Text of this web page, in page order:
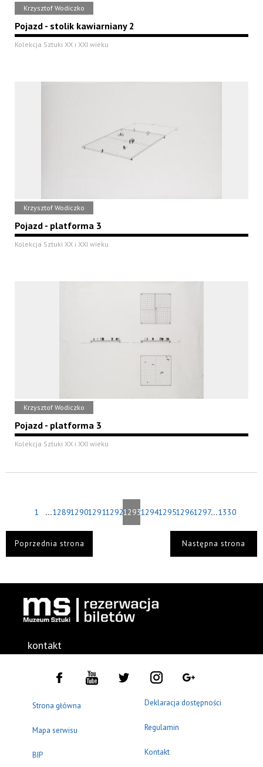
Krzysztof Wodiczko
Pojazd - stolik kawiarniany 2
Kolekcja Sztuki XX i XXI wieku
Krzysztof Wodiczko
Pojazd - platforma 3
Kolekcja Sztuki XX i XXI wieku
Krzysztof Wodiczko
Pojazd - platforma 3
Kolekcja Sztuki XX i XXI wieku
1 ...128912901291129212931294129512961297...1330
Poprzednia strona Następna strona
kontakt
Strona główna
Mapa serwisu
BIP
Deklaracja dostępności
Regulamin
Kontakt